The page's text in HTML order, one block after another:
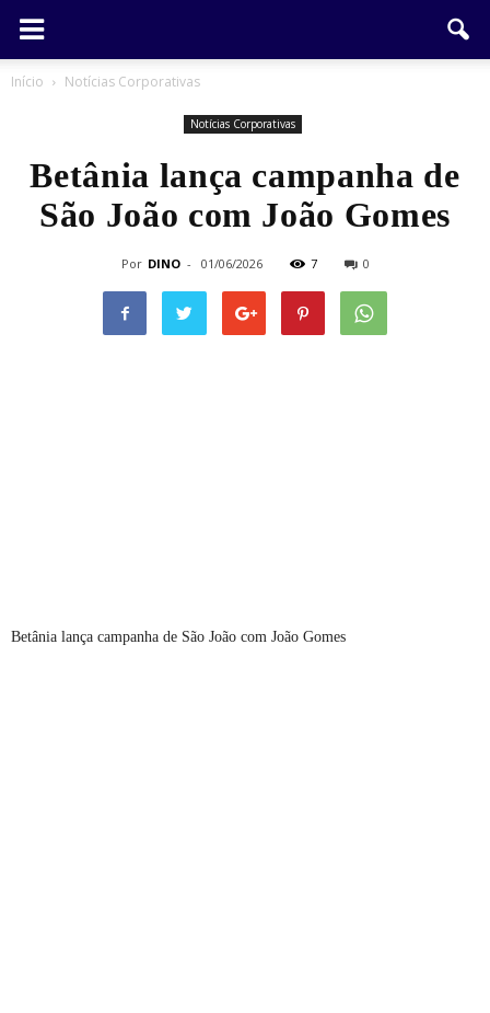
Início Notícias Corporativas
Notícias Corporativas
Betânia lança campanha de
São João com João Gomes
Por DINO - 01/06/2026 7 0
Betânia lança campanha de São João com João Gomes